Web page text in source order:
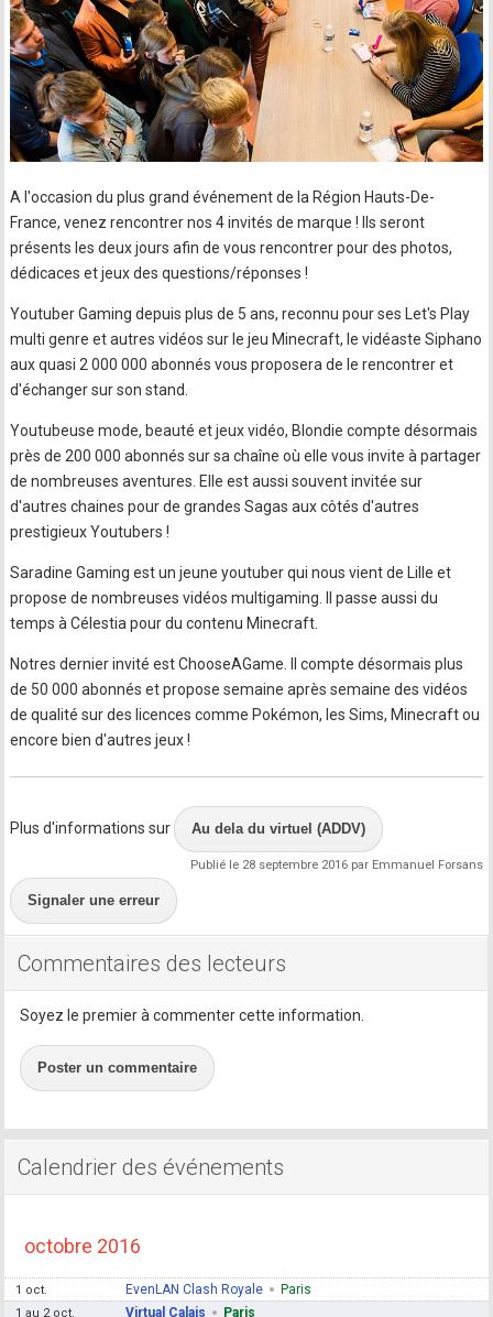
A l'occasion du plus grand événement de la Région Hauts-De-
France, venez rencontrer nos 4 invités de marque ! Ils seront
présents les deux jours afin de vous rencontrer pour des photos,
dédicaces et jeux des questions/réponses !
Youtuber Gaming depuis plus de 5 ans, reconnu pour ses Let's Play
multi genre et autres vidéos sur le jeu Minecraft, le vidéaste Siphano
aux quasi 2 000 000 abonnés vous proposera de le rencontrer et
d'échanger sur son stand.
Youtubeuse mode, beauté et jeux vidéo, Blondie compte désormais
près de 200 000 abonnés sur sa chaîne où elle vous invite à partager
de nombreuses aventures. Elle est aussi souvent invitée sur
d'autres chaines pour de grandes Sagas aux côtés d'autres
prestigieux Youtubers !
Saradine Gaming est un jeune youtuber qui nous vient de Lille et
propose de nombreuses vidéos multigaming. Il passe aussi du
temps à Célestia pour du contenu Minecraft.
Notres dernier invité est ChooseAGame. Il compte désormais plus
de 50 000 abonnés et propose semaine après semaine des vidéos
de qualité sur des licences comme Pokémon, les Sims, Minecraft ou
encore bien d'autres jeux !
Plus d'informations sur Au dela du virtuel (ADDV)
Publié le 28 septembre 2016 par Emmanuel Forsans
Signaler une erreur
Commentaires des lecteurs
Soyez le premier à commenter cette information.
Poster un commentaire
Calendrier des événements
octobre 2016
1 oct. EvenLAN Clash Royale Paris
1 au 2 oct. Virtual Calais Paris